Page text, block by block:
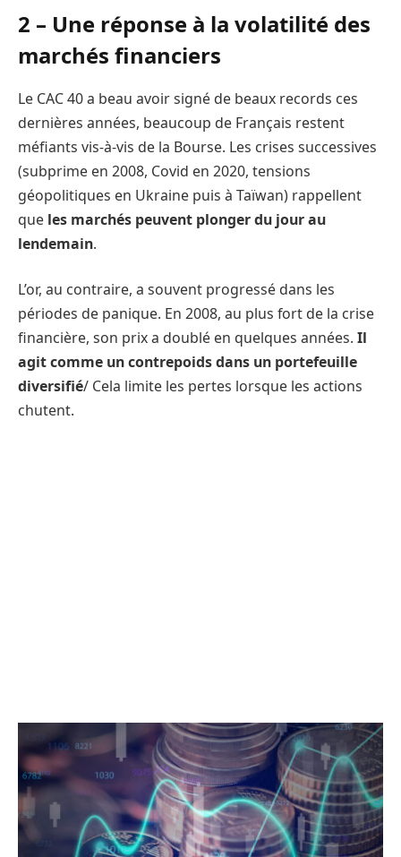
2 – Une réponse à la volatilité des
marchés financiers
Le CAC 40 a beau avoir signé de beaux records ces
dernières années, beaucoup de Français restent
méfiants vis-à-vis de la Bourse. Les crises successives
(subprime en 2008, Covid en 2020, tensions
géopolitiques en Ukraine puis à Taïwan) rappellent
que les marchés peuvent plonger du jour au
lendemain.
L’or, au contraire, a souvent progressé dans les
périodes de panique. En 2008, au plus fort de la crise
financière, son prix a doublé en quelques années. Il
agit comme un contrepoids dans un portefeuille
diversifié/ Cela limite les pertes lorsque les actions
chutent.